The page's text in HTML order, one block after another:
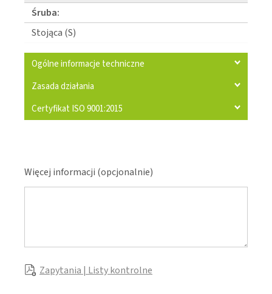
Śruba:
Stojąca (S)
Ogólne informacje techniczne
Zasada działania
Certyfikat ISO 9001:2015
Więcej informacji (opcjonalnie)
Zapytania | Listy kontrolne